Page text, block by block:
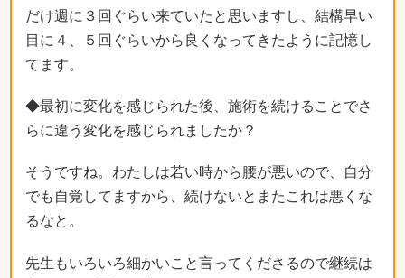
だけ週に３回ぐらい来ていたと思いますし、結構早い
目に４、５回ぐらいから良くなってきたように記憶し
てます。
◆最初に変化を感じられた後、施術を続けることでさ
らに違う変化を感じられましたか？
そうですね。わたしは若い時から腰が悪いので、自分
でも自覚してますから、続けないとまたこれは悪くな
るなと。
先生もいろいろ細かいこと言ってくださるので継続は